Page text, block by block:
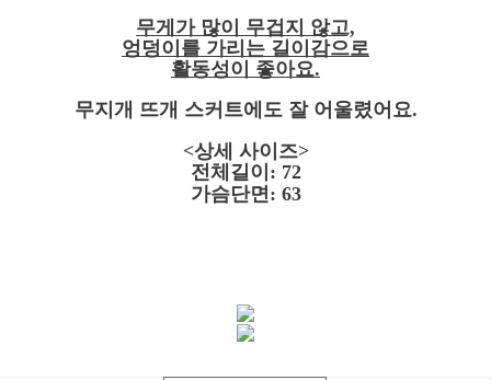
무게가 많이 무겁지 않고,
엉덩이를 가리는 길이감으로
활동성이 좋아요.
무지개 뜨개 스커트에도 잘 어울렸어요.
<상세 사이즈>
전체길이: 72
가슴단면: 63